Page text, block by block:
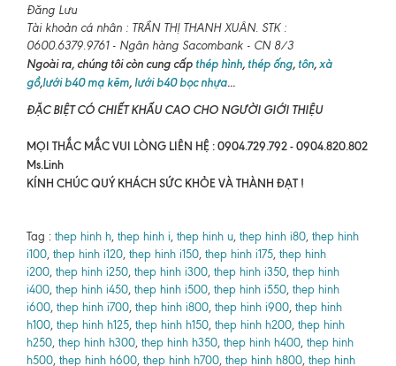
Đăng Lưu
Tài khoản cá nhân : TRẦN THỊ THANH XUÂN. STK :
0600.6379.9761 - Ngân hàng Sacombank - CN 8/3
Ngoài ra, chúng tôi còn cung cấp thép hình, thép ống, tôn, xà
gồ,lưới b40 mạ kẽm, lưới b40 bọc nhựa...
ĐẶC BIỆT CÓ CHIẾT KHẤU CAO CHO NGƯỜI GIỚI THIỆU
MỌI THẮC MẮC VUI LÒNG LIÊN HỆ : 0904.729.792 - 0904.820.802
Ms.Linh
KÍNH CHÚC QUÝ KHÁCH SỨC KHỎE VÀ THÀNH ĐẠT !
Tag : thep hinh h, thep hinh i, thep hinh u, thep hinh i80, thep hinh
i100, thep hinh i120, thep hinh i150, thep hinh i175, thep hinh
i200, thep hinh i250, thep hinh i300, thep hinh i350, thep hinh
i400, thep hinh i450, thep hinh i500, thep hinh i550, thep hinh
i600, thep hinh i700, thep hinh i800, thep hinh i900, thep hinh
h100, thep hinh h125, thep hinh h150, thep hinh h200, thep hinh
h250, thep hinh h300, thep hinh h350, thep hinh h400, thep hinh
h500, thep hinh h600, thep hinh h700, thep hinh h800, thep hinh